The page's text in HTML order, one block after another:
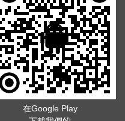
在Google Play